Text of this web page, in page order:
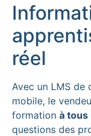
réel
Avec un LMS de
mobile, le
formation à tous
questions des